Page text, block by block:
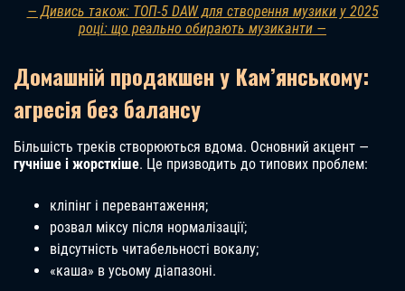
— Дивись також: ТОП-5 DAW для створення музики у 2025
році: що реально обирають музиканти —
Домашній продакшен у Кам’янському:
агресія без балансу
Більшість треків створюються вдома. Основний акцент —
гучніше і жорсткіше. Це призводить до типових проблем:
кліпінг і перевантаження;
розвал міксу після нормалізації;
відсутність читабельності вокалу;
«каша» в усьому діапазоні.